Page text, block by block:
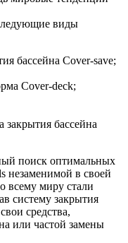
виды
бассейна Cover-save;
Cover-deck;
закрытия бассейна
поиск оптимальных
незаменимой в своей
всему миру стали
систему закрытия
средства,
или частой замены